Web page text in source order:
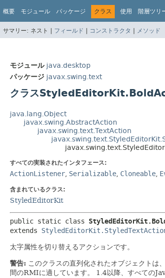
概要 モジュール パッケージ クラス 使用 階層ツリ
サマリー: ネスト | フィールド | コンストラクタ | メソッド
モジュール java.desktop
パッケージ javax.swing.text
クラス
java.lang.Object
javax.swing.AbstractAction
javax.swing.text.TextAction
すべての実装されたインタフェース:
ActionListener Serializable Cloneable
含まれているクラス:
StyledEditorKit
public static class
extends
太字属性を切り替えるアクションです。
警告: このクラスの直列化されたオブジェクトは
間のRMIに適しています。
1.4以降、すべての